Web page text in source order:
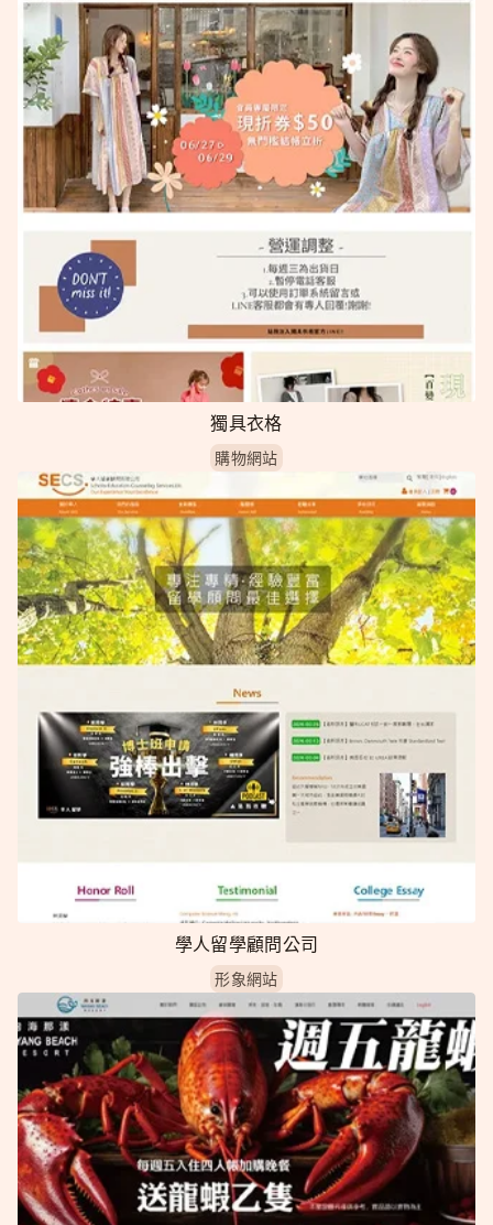
獨具衣格
購物網站
學人留學顧問公司
形象網站